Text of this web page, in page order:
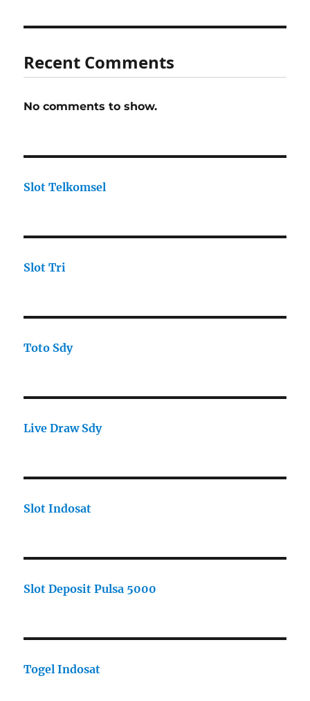
Recent Comments
No comments to show.
Slot Telkomsel
Slot Tri
Toto Sdy
Live Draw Sdy
Slot Indosat
Slot Deposit Pulsa 5000
Togel Indosat